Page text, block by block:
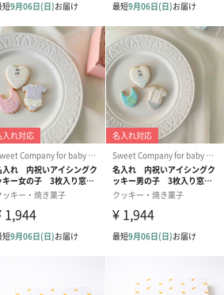
体重を入れて世界に一つだけの特別な
さにもこだわったアイシングクッキー
すすめの贈り物です。